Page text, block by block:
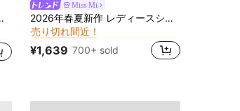
Miss Mi
2026年春夏新作 レディースシューズ、リボンデコレーション バレエフラット、ドット柄
#1 ベストセラー
売り切れ間近！
#1 ベストセラー
売り切れ間近！
#1 ベストセラー
売り切れ間近！
#1 ベストセラー 黒と白 女性用フラット
¥1,639 700+ sold